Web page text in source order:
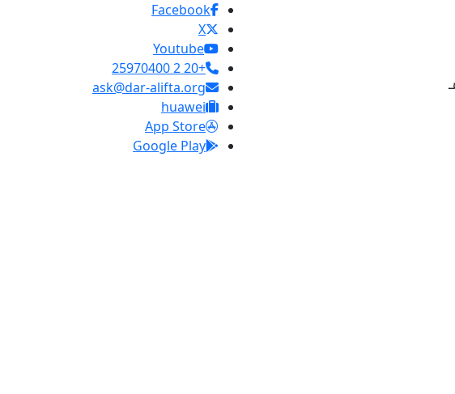
Facebook
X
Youtube
+20 2 25970400
ask@dar-alifta.org
huawei
App Store
Google Play